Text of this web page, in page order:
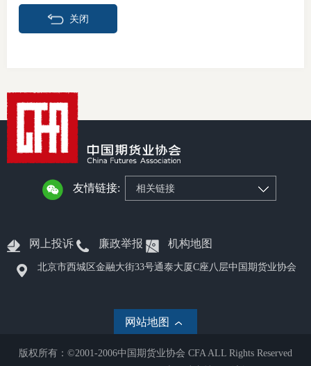
关闭
友情链接: 相关链接
网上投诉 廉政举报 机构地图
北京市西城区金融大街33号通泰大厦C座八层中国期货业协会
网站地图
版权所有：©2001-2006中国期货业协会 CFA ALL Rights Reserved